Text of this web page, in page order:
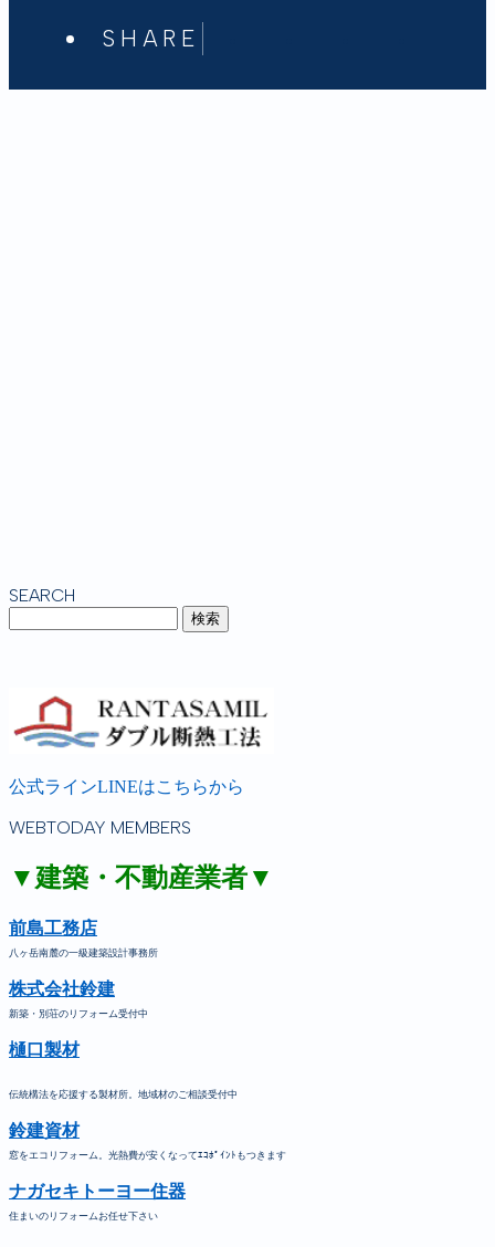
SHARE
SEARCH
公式ラインLINEはこちらから
WEBTODAY MEMBERS
▼建築・不動産業者▼
前島工務店
八ヶ岳南麓の一級建築設計事務所
株式会社鈴建
新築・別荘のリフォーム受付中
樋口製材
伝統構法を応援する製材所。地域材のご相談受付中
鈴建資材
窓をエコリフォーム。光熱費が安くなってｴｺﾎﾟｲﾝﾄもつきます
ナガセキトーヨー住器
住まいのリフォームお任せ下さい